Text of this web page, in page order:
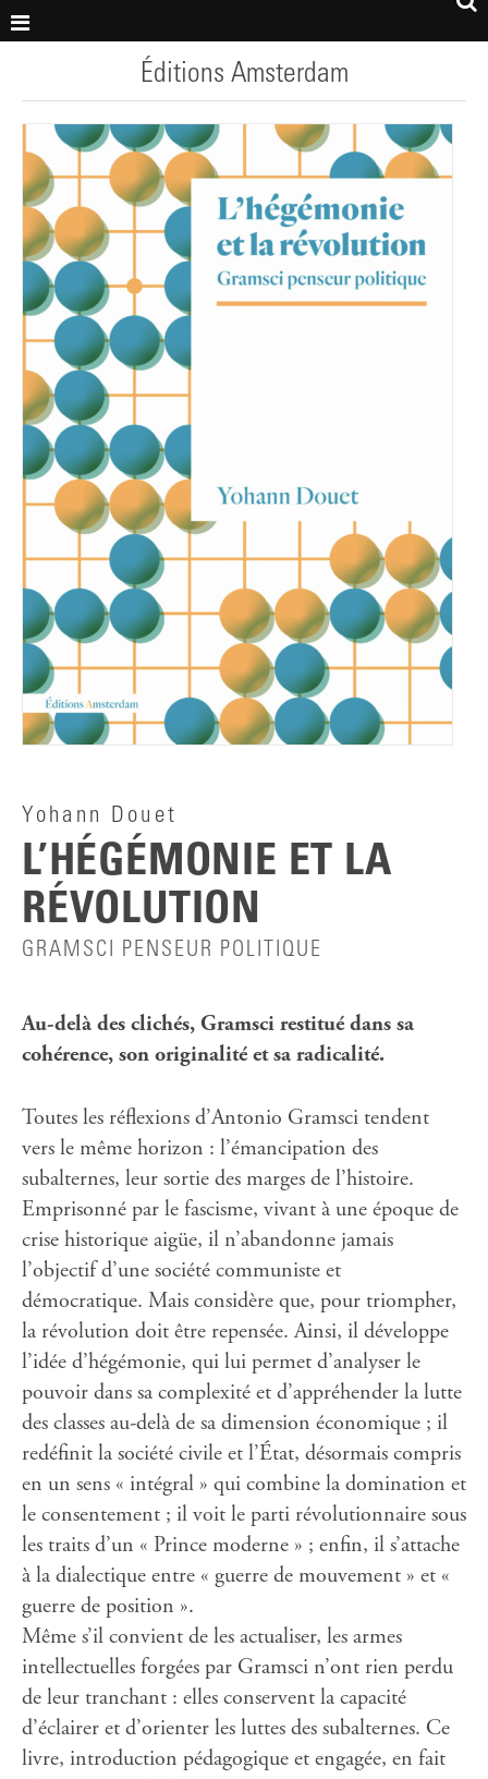
Éditions Amsterdam
Yohann Douet
L’HÉGÉMONIE ET LA
RÉVOLUTION
GRAMSCI PENSEUR POLITIQUE
Au-delà des clichés, Gramsci restitué dans sa
cohérence, son originalité et sa radicalité.
Toutes les réflexions d’Antonio Gramsci tendent
vers le même horizon : l’émancipation des
subalternes, leur sortie des marges de l’histoire.
Emprisonné par le fascisme, vivant à une époque de
crise historique aigüe, il n’abandonne jamais
l’objectif d’une société communiste et
démocratique. Mais considère que, pour triompher,
la révolution doit être repensée. Ainsi, il développe
l’idée d’hégémonie, qui lui permet d’analyser le
pouvoir dans sa complexité et d’appréhender la lutte
des classes au-delà de sa dimension économique ; il
redéfinit la société civile et l’État, désormais compris
en un sens « intégral » qui combine la domination et
le consentement ; il voit le parti révolutionnaire sous
les traits d’un « Prince moderne » ; enfin, il s’attache
à la dialectique entre « guerre de mouvement » et «
guerre de position ».
Même s’il convient de les actualiser, les armes
intellectuelles forgées par Gramsci n’ont rien perdu
de leur tranchant : elles conservent la capacité
d’éclairer et d’orienter les luttes des subalternes. Ce
livre, introduction pédagogique et engagée, en fait